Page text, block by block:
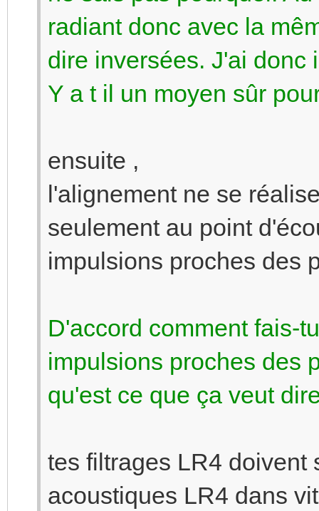
radiant donc avec la
dire inversées. J'ai donc
Y a t il un moyen sûr
ensuite ,
l'alignement ne se
seulement au point
impulsions proches des
D'accord comment fais-
impulsions proches des
qu'est ce que ça veut
tes filtrages LR4 doivent
acoustiques LR4 dans